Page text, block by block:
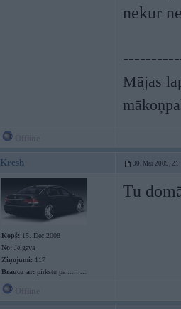
nekur
Mājas
Kresh 30. Mar 2009,
Kopš: 15. Dec 2008
No: Jelgava
Ziņojumi: 117
Braucu ar: pirkstu pa .........
Tu